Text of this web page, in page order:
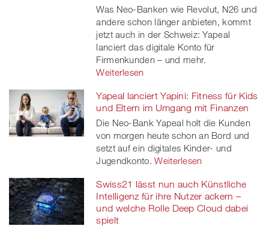
Was Neo-Banken wie Revolut, N26 und
andere schon länger anbieten, kommt
jetzt auch in der Schweiz: Yapeal
lanciert das digitale Konto für
Firmenkunden – und mehr.
Weiterlesen
Yapeal lanciert Yapini: Fitness für Kids
und Eltern im Umgang mit Finanzen
Die Neo-Bank Yapeal holt die Kunden
von morgen heute schon an Bord und
setzt auf ein digitales Kinder- und
Jugendkonto. Weiterlesen
Swiss21 lässt nun auch Künstliche
Intelligenz für ihre Nutzer ackern –
und welche Rolle Deep Cloud dabei
spielt